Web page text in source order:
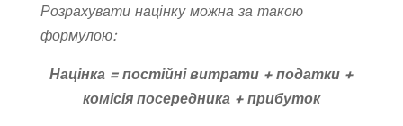
Розрахувати націнку можна за такою
формулою:
Націнка = постійні витрати + податки +
комісія посередника + прибуток